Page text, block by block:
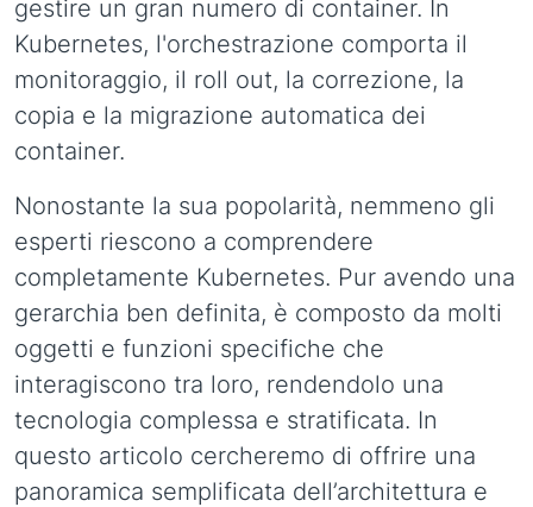
gestire un gran numero di container. In
Kubernetes, l'orchestrazione comporta il
monitoraggio, il roll out, la correzione, la
copia e la migrazione automatica dei
container.
Nonostante la sua popolarità, nemmeno gli
esperti riescono a comprendere
completamente Kubernetes. Pur avendo una
gerarchia ben definita, è composto da molti
oggetti e funzioni specifiche che
interagiscono tra loro, rendendolo una
tecnologia complessa e stratificata. In
questo articolo cercheremo di offrire una
panoramica semplificata dell’architettura e